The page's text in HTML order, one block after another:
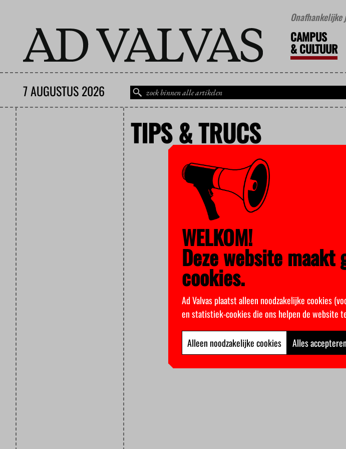
CAMPUS
&CULTUUR
7 AUGUSTUS 2026
TIPS & TRUCS
WELKOM!
Deze website maakt
cookies.
Ad Valvas plaatst alleen noodzakelijke cookies
en statistiek-cookies die ons helpen de website
Alleen noodzakelijke cookies Alles accepteren